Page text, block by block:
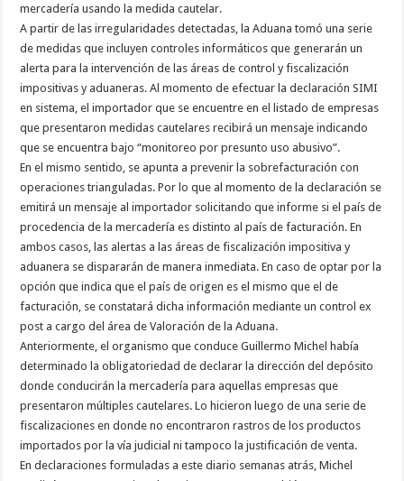
mercadería usando la medida cautelar.
A partir de las irregularidades detectadas, la Aduana tomó una serie
de medidas que incluyen controles informáticos que generarán un
alerta para la intervención de las áreas de control y fiscalización
impositivas y aduaneras. Al momento de efectuar la declaración SIMI
en sistema, el importador que se encuentre en el listado de empresas
que presentaron medidas cautelares recibirá un mensaje indicando
que se encuentra bajo “monitoreo por presunto uso abusivo”.
En el mismo sentido, se apunta a prevenir la sobrefacturación con
operaciones trianguladas. Por lo que al momento de la declaración se
emitirá un mensaje al importador solicitando que informe si el país de
procedencia de la mercadería es distinto al país de facturación. En
ambos casos, las alertas a las áreas de fiscalización impositiva y
aduanera se dispararán de manera inmediata. En caso de optar por la
opción que indica que el país de origen es el mismo que el de
facturación, se constatará dicha información mediante un control ex
post a cargo del área de Valoración de la Aduana.
Anteriormente, el organismo que conduce Guillermo Michel había
determinado la obligatoriedad de declarar la dirección del depósito
donde conducirán la mercadería para aquellas empresas que
presentaron múltiples cautelares. Lo hicieron luego de una serie de
fiscalizaciones en donde no encontraron rastros de los productos
importados por la vía judicial ni tampoco la justificación de venta.
En declaraciones formuladas a este diario semanas atrás, Michel